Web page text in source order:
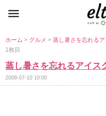
ホーム> グルメ>蒸し暑さを忘れる
1枚目
蒸し暑さを忘れるアイス
2008-07-10 10:00